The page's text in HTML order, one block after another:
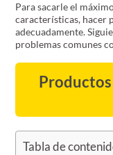
Para sacarle el
características, hacer
adecuadamente.
problemas comunes
Tabla de